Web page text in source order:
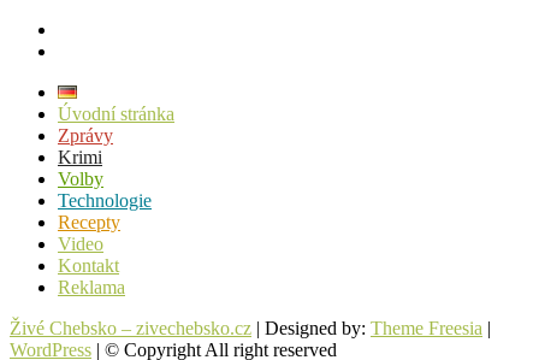
Úvodní stránka
Zprávy
Krimi
Volby
Technologie
Recepty
Video
Kontakt
Reklama
Živé Chebsko – zivechebsko.cz | Designed by: Theme Freesia |
WordPress | © Copyright All right reserved